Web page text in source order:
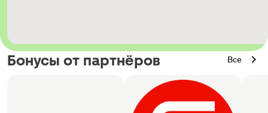
Бонусы от партнёров Все